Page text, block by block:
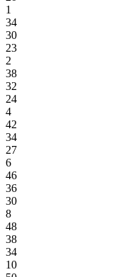
1
34
30
23
2
38
32
24
4
42
34
27
6
46
36
30
8
48
38
34
10